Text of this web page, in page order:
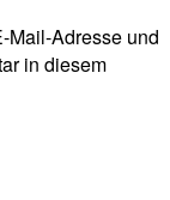
Mail-Adresse und
in diesem